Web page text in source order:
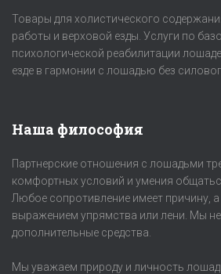
Товары для холистического
работы и верховой езды. Услуги по
психологической реабилитации
езде в гармонии с лошадью без
Наша философия
Партнерские отношения с лошадьми
комфортных условий и умения
Любое сопротивление имеет причину, а
выражением упрямства или лени. Мы
дополнительные средства.
Мы уважаем природу и личность